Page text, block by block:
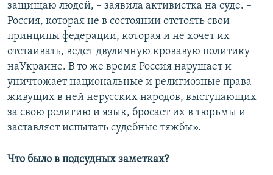
защищаю людей, – заявила активистка на суде. –
Россия, которая не в состоянии отстоять свои
принципы федерации, которая и не хочет их
отстаивать, ведет двуличную кровавую политику
наУкраине. В то же время Россия нарушает и
уничтожает национальные и религиозные права
живущих в ней нерусских народов, выступающих
за свою религию и язык, бросает их в тюрьмы и
заставляет испытать судебные тяжбы».
Что было в подсудных заметках?